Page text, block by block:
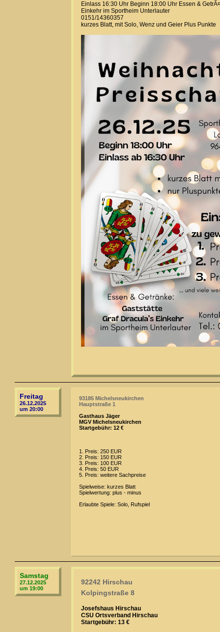
Einlass 16:30 Uhr Beginn 18:00 Uhr Essen &
Einkehr im Sportheim Unterlauter
0151/14360357
kurzes Blatt, mit Solo, Wenz und Geier Plus Punkte
Freitag
26.12.2025
um 20:00
93185 Michelsneukirchen
Hauptstraße 1
Gasthaus Jäger
MGV Michelsneukirchen
Startgebühr: 12 €
1. Preis: 250 EUR
2. Preis: 150 EUR
3. Preis: 100 EUR
4. Preis: 50 EUR
5. Preis: weitere Sachpreise
Spielweise: kurzes Blatt
Spielwertung: plus - minus
Erlaubte Spiele: Solo, Rufspiel
Samstag
27.12.2025
um 19:00
92242 Hirschau
Kolpingstraße 8
Josefshaus Hirschau
CSU Ortsverband Hirschau
Startgebühr: 13 €